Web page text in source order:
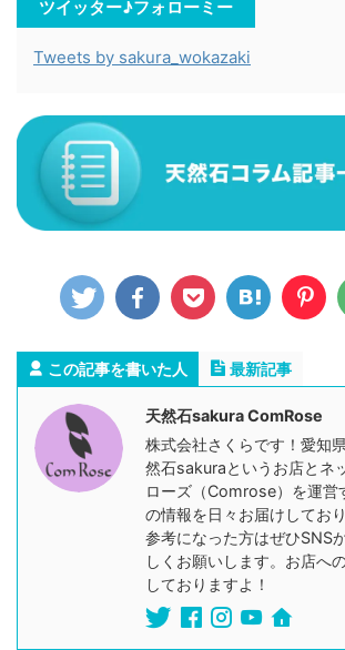
ツイッター♪フォローミー
Tweets by sakura_wokazaki
この記事を書いた人 最新記事
天然石sakura ComRose
株式会社さくらです！愛知
然石sakuraというお店とネ
ローズ（Comrose）を運営
の情報を日々お届けしてお
参考になった方はぜひSNS
しくお願いします。お店へ
しておりますよ！